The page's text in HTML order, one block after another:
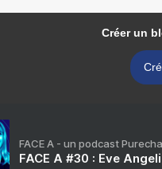
Créer un
FACE A - un podcast
FACE A #30 : Eve